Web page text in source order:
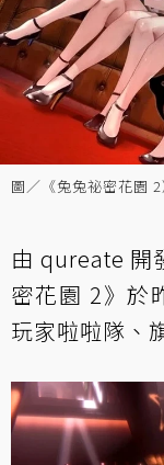
圖／《兔兔祕密花園 2
由 qureate 開
密花園 2》於
玩家啦啦隊、